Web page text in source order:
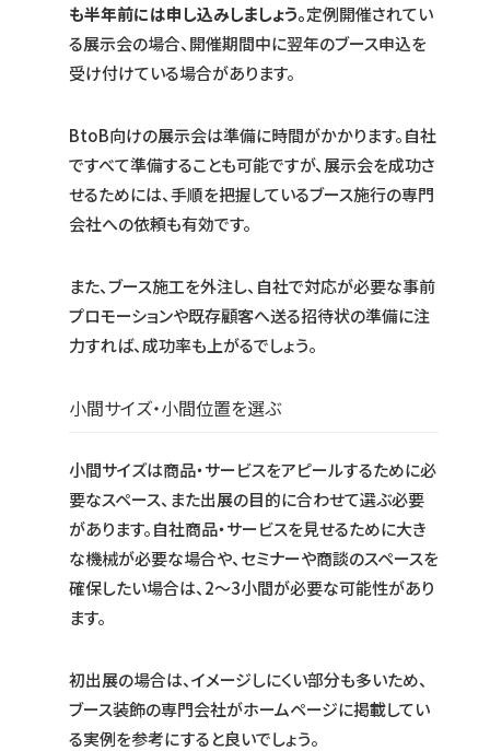
も半年前には申し込みしましょう。定例開催されてい
る展示会の場合、開催期間中に翌年のブース申込を
受け付けている場合があります。
BtoB向けの展示会は準備に時間がかかります。自社
ですべて準備することも可能ですが、展示会を成功さ
せるためには、手順を把握しているブース施行の専門
会社への依頼も有効です。
また、ブース施工を外注し、自社で対応が必要な事前
プロモーションや既存顧客へ送る招待状の準備に注
力すれば、成功率も上がるでしょう。
小間サイズ・小間位置を選ぶ
小間サイズは商品・サービスをアピールするために必
要なスペース、また出展の目的に合わせて選ぶ必要
があります。自社商品・サービスを見せるために大き
な機械が必要な場合や、セミナーや商談のスペースを
確保したい場合は、2〜3小間が必要な可能性があり
ます。
初出展の場合は、イメージしにくい部分も多いため、
ブース装飾の専門会社がホームページに掲載してい
る実例を参考にすると良いでしょう。